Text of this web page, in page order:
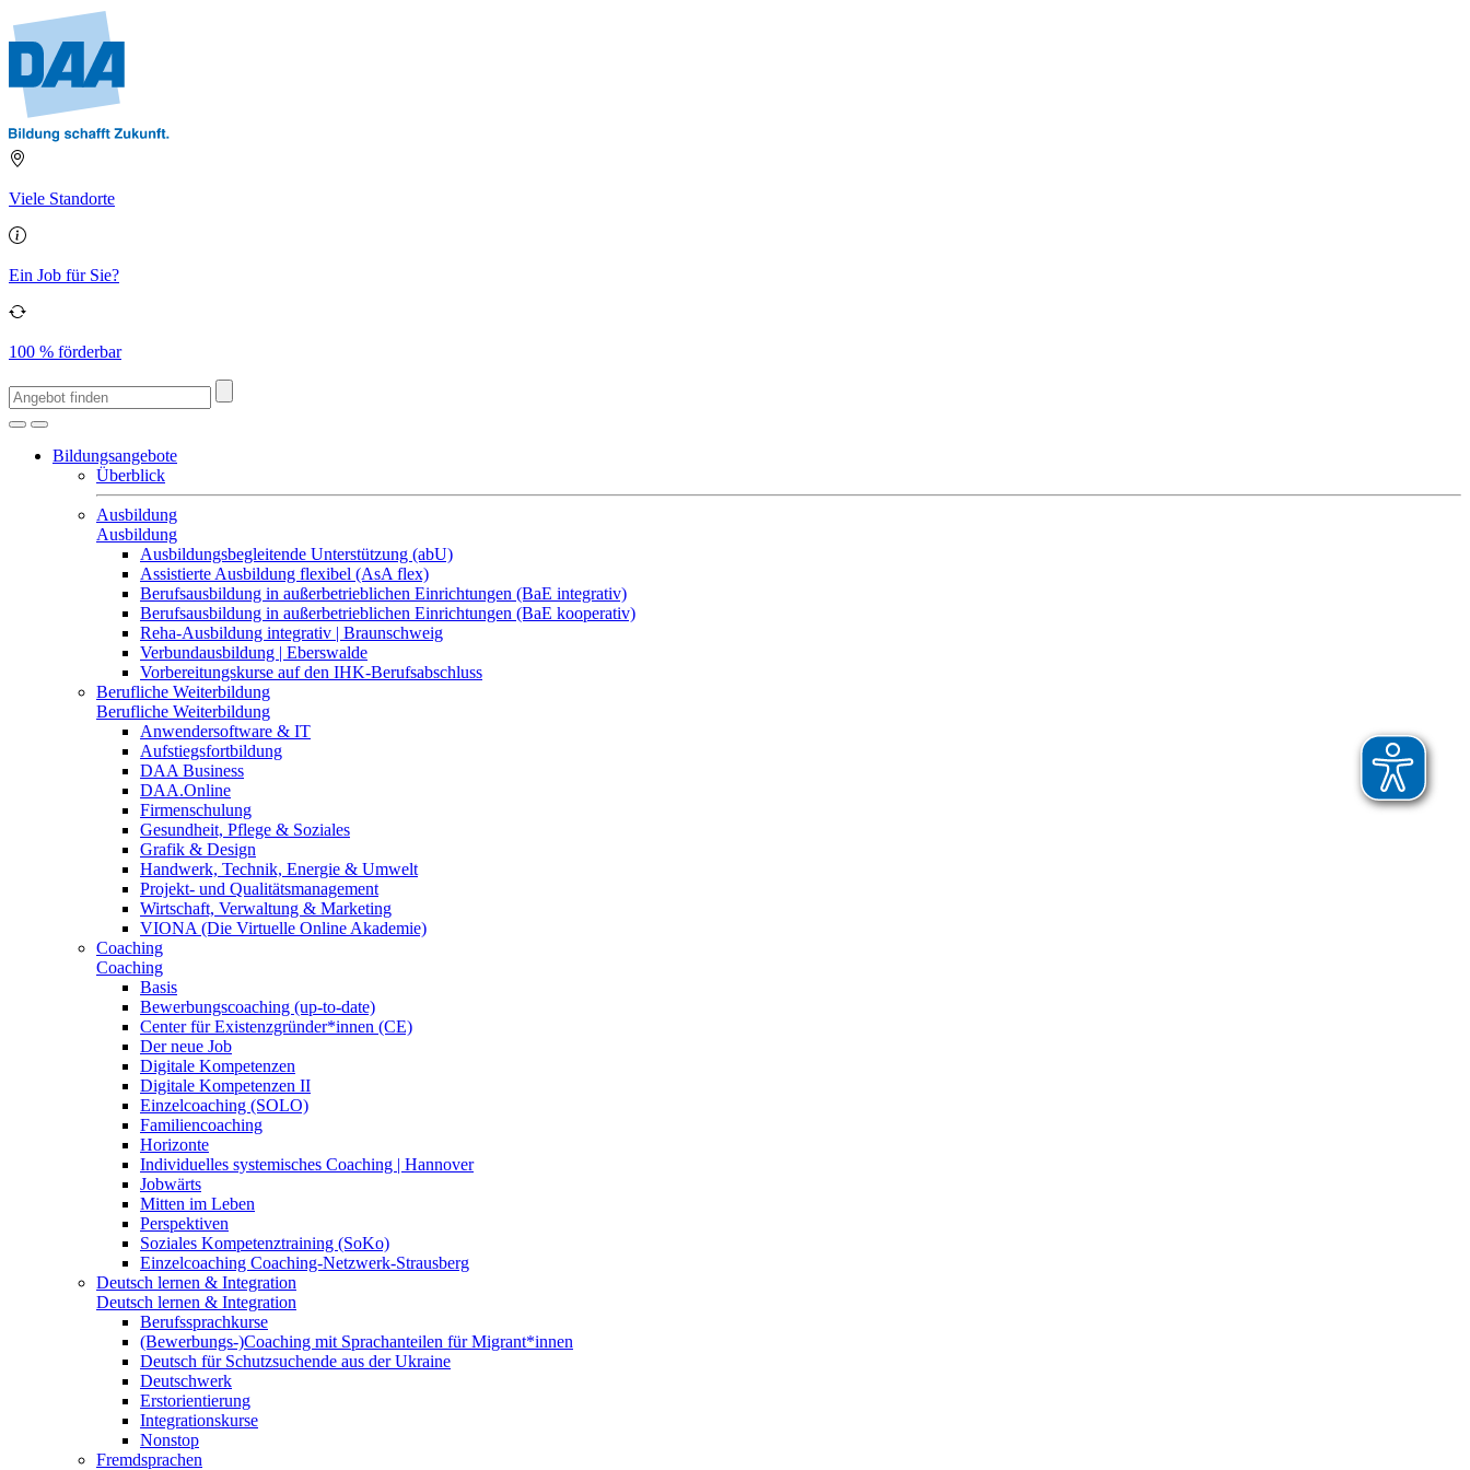
Viele Standorte
Ein Job für Sie?
100 % förderbar
Bildungsangebote
Überblick
Ausbildung
Ausbildung
Ausbildungsbegleitende Unterstützung (abU)
Assistierte Ausbildung flexibel (AsA flex)
Berufsausbildung in außerbetrieblichen Einrichtungen (BaE integrativ)
Berufsausbildung in außerbetrieblichen Einrichtungen (BaE kooperativ)
Reha-Ausbildung integrativ | Braunschweig
Verbundausbildung | Eberswalde
Vorbereitungskurse auf den IHK-Berufsabschluss
Berufliche Weiterbildung
Berufliche Weiterbildung
Anwendersoftware & IT
Aufstiegsfortbildung
DAA Business
DAA.Online
Firmenschulung
Gesundheit, Pflege & Soziales
Grafik & Design
Handwerk, Technik, Energie & Umwelt
Projekt- und Qualitätsmanagement
Wirtschaft, Verwaltung & Marketing
VIONA (Die Virtuelle Online Akademie)
Coaching
Coaching
Basis
Bewerbungscoaching (up-to-date)
Center für Existenzgründer*innen (CE)
Der neue Job
Digitale Kompetenzen
Digitale Kompetenzen II
Einzelcoaching (SOLO)
Familiencoaching
Horizonte
Individuelles systemisches Coaching | Hannover
Jobwärts
Mitten im Leben
Perspektiven
Soziales Kompetenztraining (SoKo)
Einzelcoaching Coaching-Netzwerk-Strausberg
Deutsch lernen & Integration
Deutsch lernen & Integration
Berufssprachkurse
(Bewerbungs-)Coaching mit Sprachanteilen für Migrant*innen
Deutsch für Schutzsuchende aus der Ukraine
Deutschwerk
Erstorientierung
Integrationskurse
Nonstop
Fremdsprachen